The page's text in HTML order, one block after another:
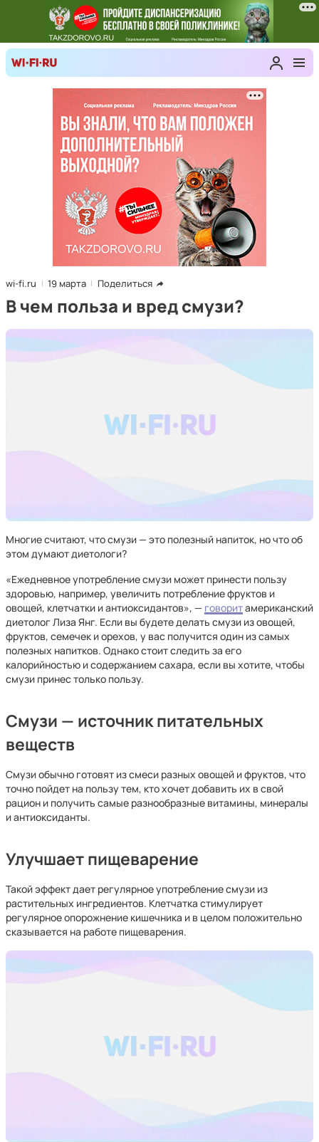
wi-fi.ru 19 марта Поделиться
В чем польза и вред смузи?
Многие считают, что смузи — это полезный напиток, но что об
этом думают диетологи?
«Ежедневное употребление смузи может принести пользу
здоровью, например, увеличить потребление фруктов и
овощей, клетчатки и антиоксидантов», — говоритамериканский
диетолог Лиза Янг. Если вы будете делать смузи из овощей,
фруктов, семечек и орехов, у вас получится один из самых
полезных напитков. Однако стоит следить за его
калорийностью и содержанием сахара, если вы хотите, чтобы
смузи принес только пользу.
Смузи — источник питательных
веществ
Смузи обычно готовят из смеси разных овощей и фруктов, что
точно пойдет на пользу тем, кто хочет добавить их в свой
рацион и получить самые разнообразные витамины, минералы
и антиоксиданты.
Улучшает пищеварение
Такой эффект дает регулярное употребление смузи из
растительных ингредиентов. Клетчатка стимулирует
регулярное опорожнение кишечника и в целом положительно
сказывается на работе пищеварения.